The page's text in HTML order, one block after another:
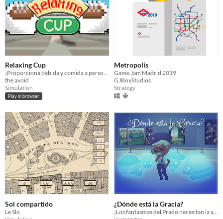
Relaxing Cup
¡Proporciona bebida y comida a personajes ilustres de la comunidad de Madrid!
the avoid
Simulation
Play in browser
Metropolis
Game Jam Madrid 2019
GJBoxStudios
Strategy
Sol compartido
Le Slo
¿Dónde está la Gracia?